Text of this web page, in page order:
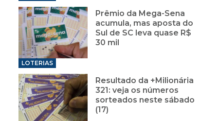
Prêmio da Mega-Sena
acumula, mas aposta do
Sul de SC leva quase R$
30 mil
LOTERIAS
Resultado da +Milionária
321: veja os números
sorteados neste sábado
(17)